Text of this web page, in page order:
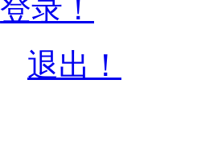
登录！
退出！